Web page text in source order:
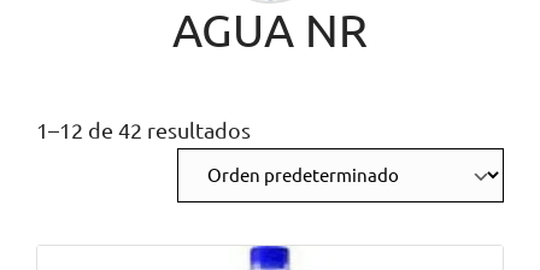
AGUA NR
1–12 de 42 resultados